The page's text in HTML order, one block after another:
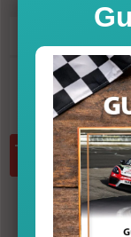
Menge: